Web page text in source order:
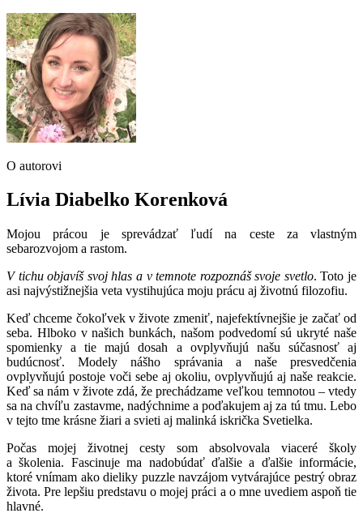
O autorovi
Lívia Diabelko Korenková
Mojou prácou je sprevádzať ľudí na ceste za vlastným
sebarozvojom a rastom.
V tichu objavíš svoj hlas a v temnote rozpoznáš svoje svetlo. Toto je
asi najvýstižnejšia veta vystihujúca moju prácu aj životnú filozofiu.
Keď chceme čokoľvek v živote zmeniť, najefektívnejšie je začať od
seba. Hlboko v našich bunkách, našom podvedomí sú ukryté naše
spomienky a tie majú dosah a ovplyvňujú našu súčasnosť aj
budúcnosť. Modely nášho správania a naše presvedčenia
ovplyvňujú postoje voči sebe aj okoliu, ovplyvňujú aj naše reakcie.
Keď sa nám v živote zdá, že prechádzame veľkou temnotou – vtedy
sa na chvíľu zastavme, nadýchnime a poďakujem aj za tú tmu. Lebo
v tejto tme krásne žiari a svieti aj malinká iskrička Svetielka.
Počas mojej životnej cesty som absolvovala viaceré školy
a školenia. Fascinuje ma nadobúdať ďalšie a ďalšie informácie,
ktoré vnímam ako dieliky puzzle navzájom vytvárajúce pestrý obraz
života. Pre lepšiu predstavu o mojej práci a o mne uvediem aspoň tie
hlavné.